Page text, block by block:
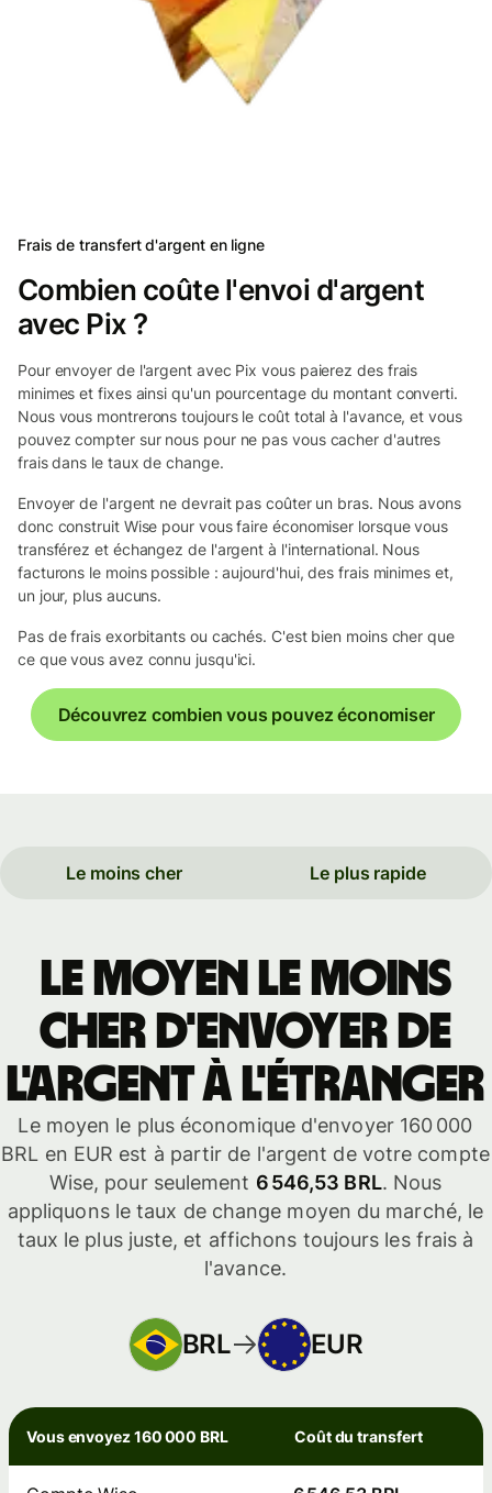
Frais de transfert d'argent en ligne
Combien coûte l'envoi d'argent
avec Pix ?
Pour envoyer de l'argent avec Pix vous paierez des frais
minimes et fixes ainsi qu'un pourcentage du montant converti.
Nous vous montrerons toujours le coût total à l'avance, et vous
pouvez compter sur nous pour ne pas vous cacher d'autres
frais dans le taux de change.
Envoyer de l'argent ne devrait pas coûter un bras. Nous avons
donc construit Wise pour vous faire économiser lorsque vous
transférez et échangez de l'argent à l'international. Nous
facturons le moins possible : aujourd'hui, des frais minimes et,
un jour, plus aucuns.
Pas de frais exorbitants ou cachés. C'est bien moins cher que
ce que vous avez connu jusqu'ici.
Découvrez combien vous pouvez économiser
Le moins cher Le plus rapide
Le moyen le moins
cher d'envoyer de
l'argent à l'étranger
Le moyen le plus économique d'envoyer 160 000
BRL en EUR est à partir de l'argent de votre compte
Wise, pour seulement 6 546,53 BRL. Nous
appliquons le taux de change moyen du marché, le
taux le plus juste, et affichons toujours les frais à
l'avance.
BRL EUR
Vous envoyez 160 000 BRL Coût du transfert